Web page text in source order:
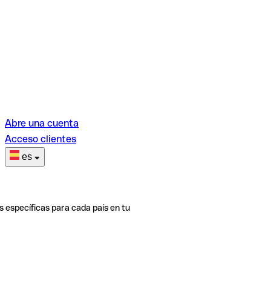
Abre una cuenta
Acceso clientes
es
específicas para cada país en tu